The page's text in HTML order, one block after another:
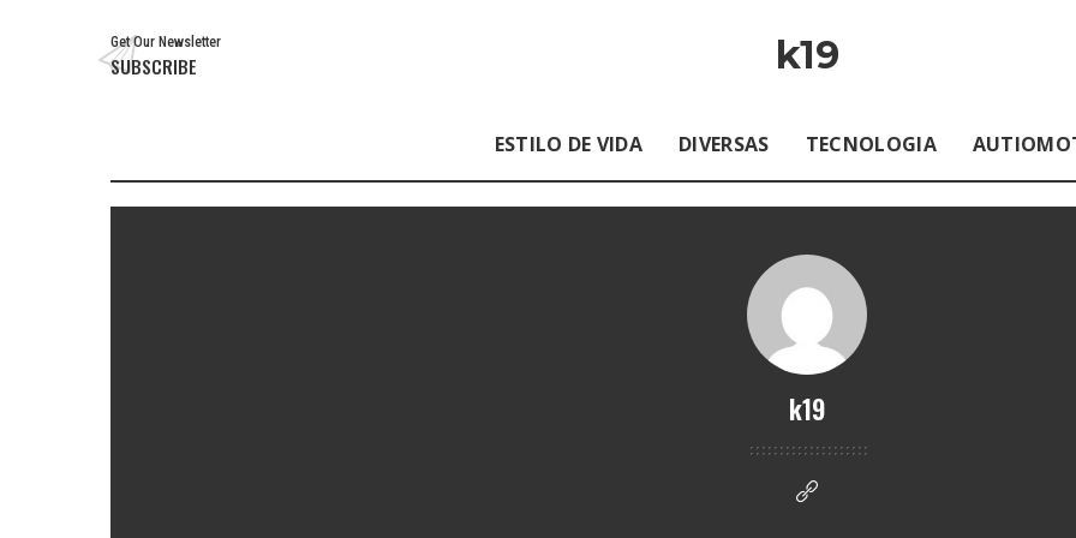
Get Our Newsletter
SUBSCRIBE k19
ESTILO DE VIDA DIVERSAS TECNOLOGIA
k19